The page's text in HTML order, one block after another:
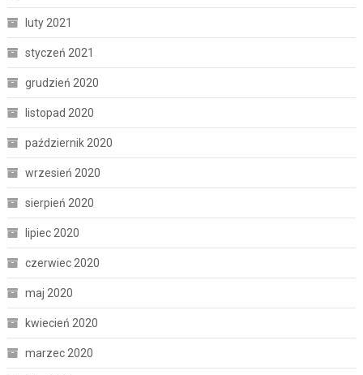
luty 2021
styczeń 2021
grudzień 2020
listopad 2020
październik 2020
wrzesień 2020
sierpień 2020
lipiec 2020
czerwiec 2020
maj 2020
kwiecień 2020
marzec 2020